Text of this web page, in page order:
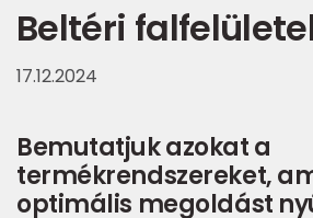
Beltéri
17.12.2024
Bemutatjuk azokat a
termékrendszereket,
optimális megoldást